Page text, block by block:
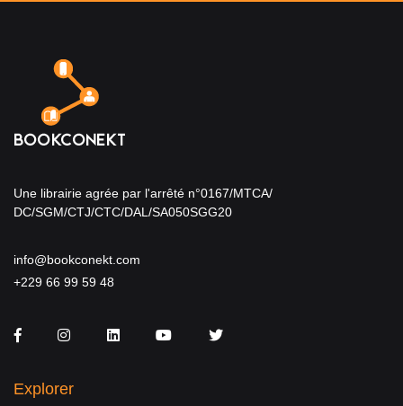
Une librairie agrée par l'arrêté n°0167/MTCA/
DC/SGM/CTJ/CTC/DAL/SA050SGG20
info@bookconekt.com
+229 66 99 59 48
FacebookInstagramLinkedInYou TubeTwitter
Explorer